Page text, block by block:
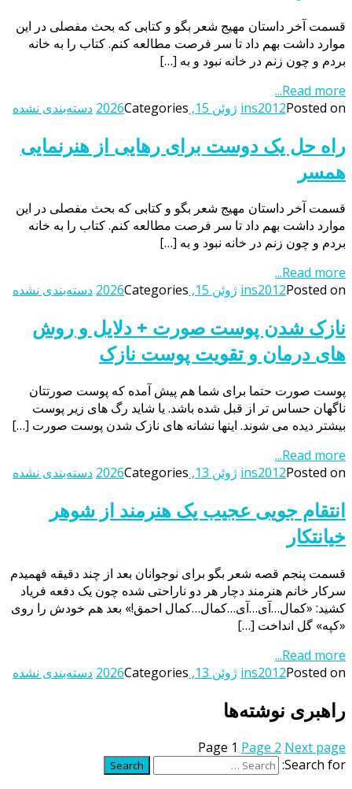
قسمت آخر داستان مهیج شعر بگو و کتابی که بحث مفصلی در این
موارد داشت بهم داد تا سر فرصت مطالعه کنم. کتاب را به خانه
بردم و چون زنم در خانه نبود و به […]
Read more...
ins2012Posted on ژوئن 15, 2026 Categories دسته‌بندی نشده
راه حل یک دوست برای رهایی از هنرنمایی
همسر
قسمت آخر داستان مهیج شعر بگو و کتابی که بحث مفصلی در این
موارد داشت بهم داد تا سر فرصت مطالعه کنم. کتاب را به خانه
بردم و چون زنم در خانه نبود و به […]
Read more...
ins2012Posted on ژوئن 15, 2026 Categories دسته‌بندی نشده
نازک شدن پوست صورت + دلایل و روش
های درمان و تقویت پوست نازک
پوست صورت حتما برای شما هم پیش آمده که پوست صورتتان
ناگهان حساس تر از قبل شده باشد. یا شاید رگ های زیر پوست
بیشتر دیده می شوند. اینها نشانه های نازک شدن پوست صورت […]
Read more...
ins2012Posted on ژوئن 13, 2026 Categories دسته‌بندی نشده
انتقام جویی عجیب یک هنرمند از شوهر
خیانتکار
قسمت پنجم قصه شعر بگو برای نوجوانان بعد از چند دقیقه فهمیدم
سرکار خانم هنرمند دچار هر دو ناراحتی شده چون یک دفعه فریاد
کشید: «کمال…آی…آی…کمال…کمال احمق!» بعد هم خودش را روی
«کپه» گل انداخت […]
Read more...
ins2012Posted on ژوئن 13, 2026 Categories دسته‌بندی نشده
راهبری نوشته‌ها
Page 1 Page 2 Next page
Search for:
Search